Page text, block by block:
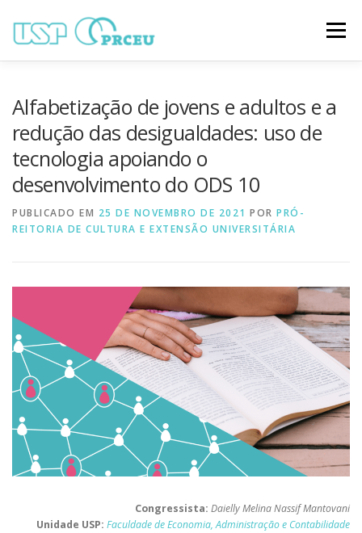
para
Menu
TRABALHOS ONLINE PROGRAMAÇÃO
NOTÍCIAS CONTATO
Alfabetização de jovens e adultos e a
redução das desigualdades: uso de
tecnologia apoiando o
desenvolvimento do ODS 10
PUBLICADO EM 25 DE NOVEMBRO DE 2021 POR PRÓ-
REITORIA DE CULTURA E EXTENSÃO UNIVERSITÁRIA
Congressista: Daielly Melina Nassif Mantovani
Unidade USP: Faculdade de Economia, Administração e Contabilidade